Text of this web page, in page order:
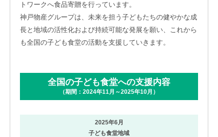
トワークへ食品寄贈を行っています。
神戸物産グループは、未来を担う子どもたちの健やかな成
長と地域の活性化および持続可能な発展を願い、これから
も全国の子ども食堂の活動を支援していきます。
全国の子ども食堂への支援内容
（期間：2024年11月～2025年10月）
2025年6月
子ども食堂地域